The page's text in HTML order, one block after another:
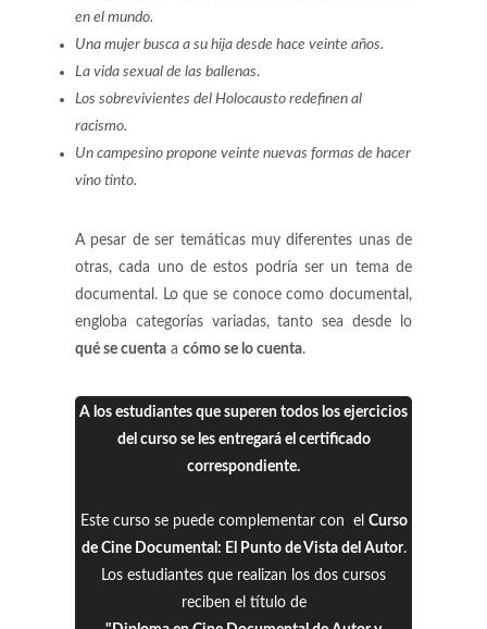
en el mundo.
Una mujer busca a su hija desde hace veinte años.
La vida sexual de las ballenas.
Los sobrevivientes del Holocausto redefinen al
racismo.
Un campesino propone veinte nuevas formas de hacer
vino tinto.
A pesar de ser temáticas muy diferentes unas de
otras, cada uno de estos podría ser un tema de
documental. Lo que se conoce como documental,
engloba categorías variadas, tanto sea desde lo
qué se cuenta a cómo se lo cuenta.
A los estudiantes que superen todos los ejercicios
del curso se les entregará el certificado
correspondiente.
Este curso se puede complementar con el Curso
de Cine Documental: El Punto de Vista del Autor.
Los estudiantes que realizan los dos cursos
reciben el título de